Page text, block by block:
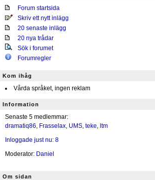
Forum startsida
Skriv ett nytt inlägg
20 senaste inlägg
20 nya trådar
Sök i forumet
Forumregler
Kom ihåg
Vårda språket, ingen reklam
Information
Senaste 5 medlemmar:
dramatiq86, Frasselax, UMS, teke, ltm
Inloggade just nu: 8
Moderator: Daniel
Om sidan